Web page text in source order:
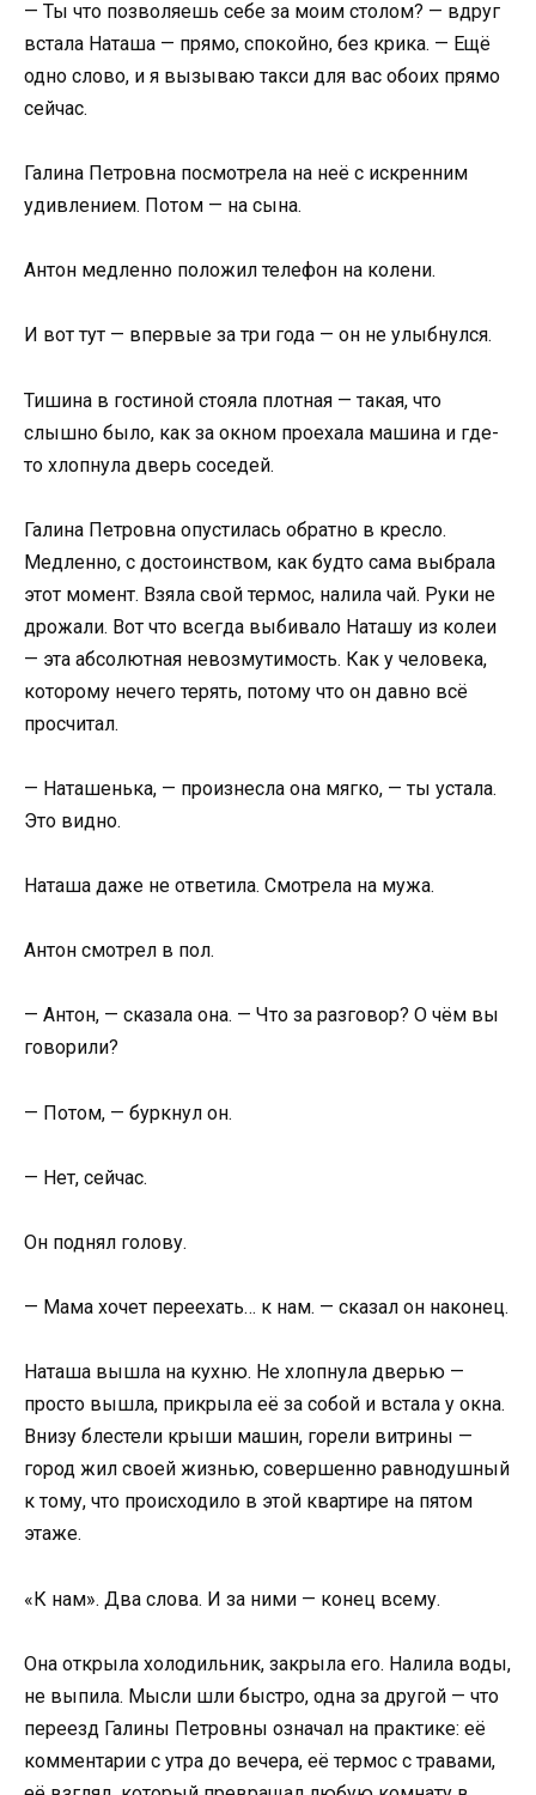
— Ты что позволяешь себе за моим столом? — вдруг
встала Наташа — прямо, спокойно, без крика. — Ещё
одно слово, и я вызываю такси для вас обоих прямо
сейчас.
Галина Петровна посмотрела на неё с искренним
удивлением. Потом — на сына.
Антон медленно положил телефон на колени.
И вот тут — впервые за три года — он не улыбнулся.
Тишина в гостиной стояла плотная — такая, что
слышно было, как за окном проехала машина и где-
то хлопнула дверь соседей.
Галина Петровна опустилась обратно в кресло.
Медленно, с достоинством, как будто сама выбрала
этот момент. Взяла свой термос, налила чай. Руки не
дрожали. Вот что всегда выбивало Наташу из колеи
— эта абсолютная невозмутимость. Как у человека,
которому нечего терять, потому что он давно всё
просчитал.
— Наташенька, — произнесла она мягко, — ты устала.
Это видно.
Наташа даже не ответила. Смотрела на мужа.
Антон смотрел в пол.
— Антон, — сказала она. — Что за разговор? О чём вы
говорили?
— Потом, — буркнул он.
— Нет, сейчас.
Он поднял голову.
— Мама хочет переехать… к нам. — сказал он наконец.
Наташа вышла на кухню. Не хлопнула дверью —
просто вышла, прикрыла её за собой и встала у окна.
Внизу блестели крыши машин, горели витрины —
город жил своей жизнью, совершенно равнодушный
к тому, что происходило в этой квартире на пятом
этаже.
«К нам». Два слова. И за ними — конец всему.
Она открыла холодильник, закрыла его. Налила воды,
не выпила. Мысли шли быстро, одна за другой — что
переезд Галины Петровны означал на практике: её
комментарии с утра до вечера, её термос с травами,